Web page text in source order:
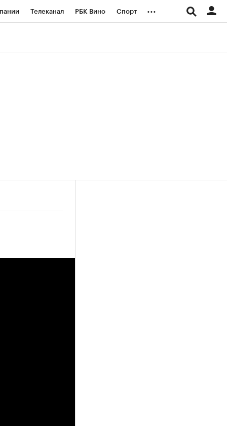
Телеканал РБК Вино Спорт ...